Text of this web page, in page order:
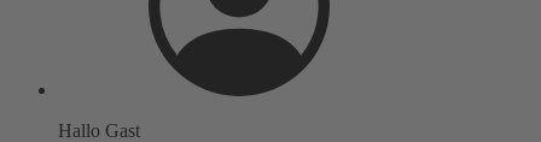
Hallo Gast